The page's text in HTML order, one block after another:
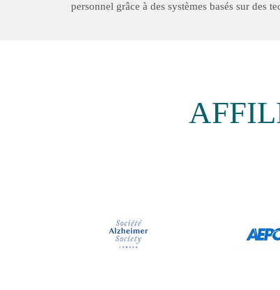
personnel grâce à des systèmes basés sur des